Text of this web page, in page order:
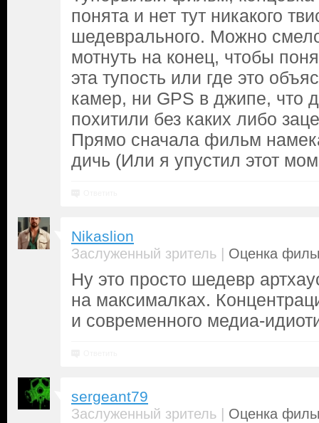
понята и нет тут никакого
шедеврального. Можно
мотнуть на конец, чтобы
эта тупость или где это
камер, ни GPS в джипе, что
похитили без каких либо
Прямо сначала фильм
дичь (Или я упустил этот
Nikaslion
Заслуженный зритель | Оценка
Ну это просто шедевр
на максималках.
и современного медиа-
sergeant79
Заслуженный зритель | Оценка